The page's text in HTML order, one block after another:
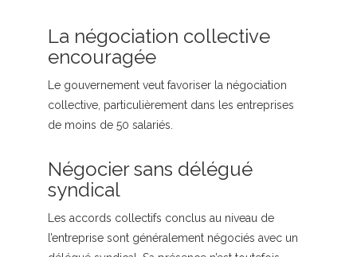
La négociation collective
encouragée
Le gouvernement veut favoriser la négociation
collective, particulièrement dans les entreprises
de moins de 50 salariés.
Négocier sans délégué
syndical
Les accords collectifs conclus au niveau de
l’entreprise sont généralement négociés avec un